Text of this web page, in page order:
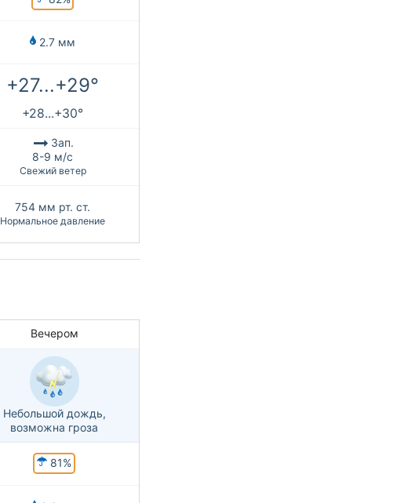
2.7 мм
+27...+29°
+28...+30°
Зап.
8-9 м/с
Свежий ветер
754 мм рт. ст.
Нормальное давление
Вечером
Небольшой дождь,
возможна гроза
81%